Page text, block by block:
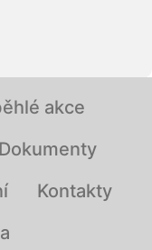
akce
Dokumenty
Kontakty